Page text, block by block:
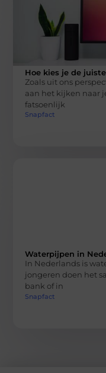
Hoe kies je de
Zoals uit ons
aan het kijken naar
fatsoenlijk
Snapfact
Waterpijpen in
In Nederlands is
jongeren doen het
bank of in
Snapfact